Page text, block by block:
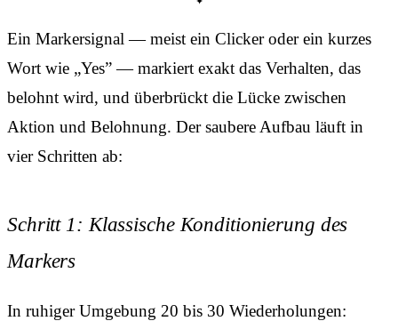
Ein Markersignal — meist ein Clicker oder ein kurzes
Wort wie „Yes” — markiert exakt das Verhalten, das
belohnt wird, und überbrückt die Lücke zwischen
Aktion und Belohnung. Der saubere Aufbau läuft in
vier Schritten ab:
Schritt 1: Klassische Konditionierung des
Markers
In ruhiger Umgebung 20 bis 30 Wiederholungen: